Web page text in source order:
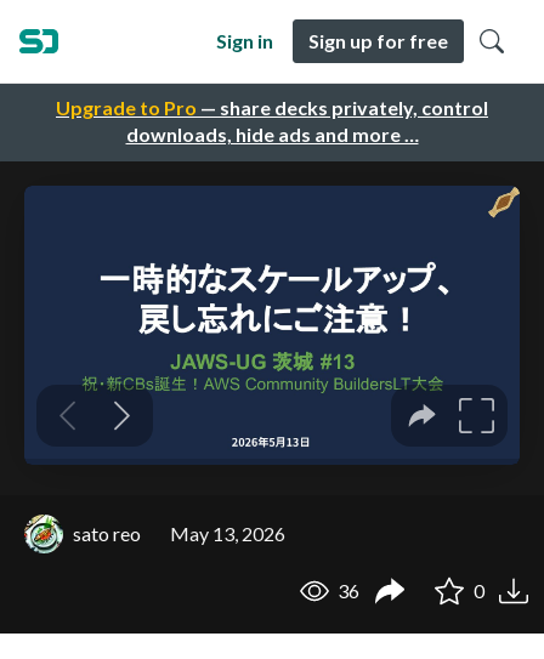
Upgrade to Pro — share decks privately, control
downloads, hide ads and more …
Sign in Sign up for free
sato reo May 13, 2026
36 0